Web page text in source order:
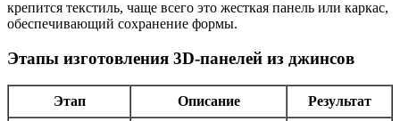
крепится текстиль, чаще всего это жесткая панель или каркас,
обеспечивающий сохранение формы.
Этапы изготовления 3D-панелей из джинсов
Этап Описание Результат